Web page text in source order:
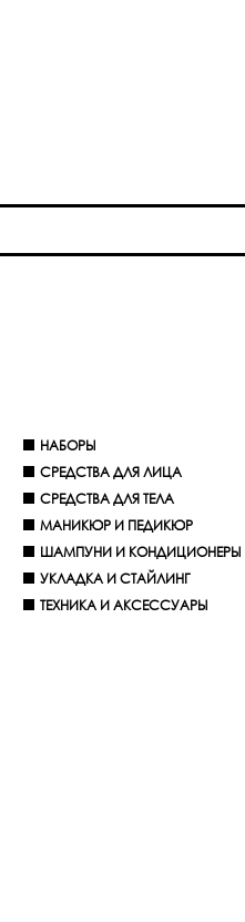
НАБОРЫ
СРЕДСТВА ДЛЯ ЛИЦА
СРЕДСТВА ДЛЯ ТЕЛА
МАНИКЮР И ПЕДИКЮР
ШАМПУНИ И КОНДИЦИОНЕРЫ
УКЛАДКА И СТАЙЛИНГ
ТЕХНИКА И АКСЕССУАРЫ